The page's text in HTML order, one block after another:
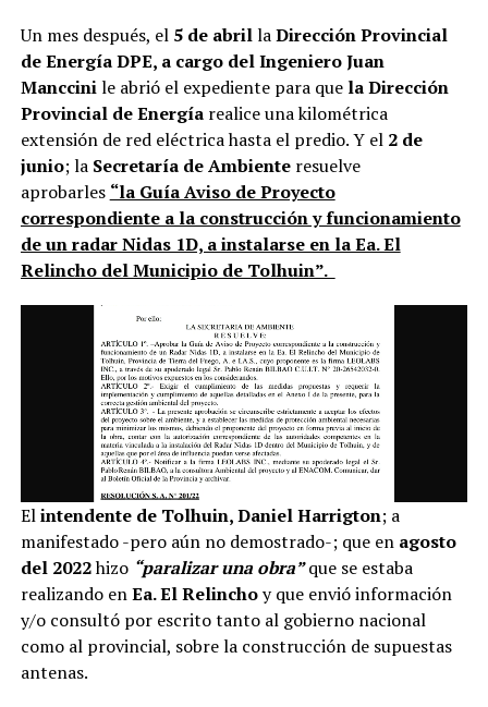
Un mes después, el 5 de abrillaDirección Provincial
de Energía DPE, a cargo del Ingeniero Juan
Manccinile abrió el expediente para que la Dirección
Provincial de Energíarealice una kilométrica
extensión de red eléctrica hasta el predio. Y el 2 de
junio; la Secretaría de Ambienteresuelve
aprobarles “la Guía Aviso de Proyecto
correspondiente a la construcción y funcionamiento
de un radar Nidas 1D, a instalarse en la Ea. El
Relincho del Municipio de Tolhuin”.
Elintendente de Tolhuin, Daniel Harrigton; a
manifestado -pero aún no demostrado-; que en agosto
del 2022hizo “paralizar una obra”que se estaba
realizando enEa. El Relinchoy que envió información
y/o consultó por escrito tanto al gobierno nacional
como al provincial, sobre la construcción de supuestas
antenas.